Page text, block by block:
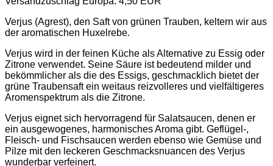
Verjus (Agrest), den Saft von grünen Trauben, keltern wir aus
der aromatischen Huxelrebe.
Verjus wird in der feinen Küche als Alternative zu Essig oder
Zitrone verwendet. Seine Säure ist bedeutend milder und
bekömmlicher als die des Essigs, geschmacklich bietet der
grüne Traubensaft ein weitaus reizvolleres und vielfältigeres
Aromenspektrum als die Zitrone.
Verjus eignet sich hervorragend für Salatsaucen, denen er
ein ausgewogenes, harmonisches Aroma gibt. Geflügel-,
Fleisch- und Fischsaucen werden ebenso wie Gemüse und
Pilze mit den leckeren Geschmacksnuancen des Verjus
wunderbar verfeinert.